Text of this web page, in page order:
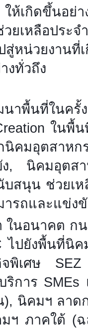
ห้เกิดขึ้นอย่า
ยเหลือประจ
สู่หน่วยงาน
งทั่วถึง
นาพื้นที่ในค
ในพื้
นิคมอุตสาห
ง, นิคมอุตส
สนุน ช่วยเห
รถและแข่ง
ในอนาคต ก
ไปยังพื้นที่นิค
จพิเศษ
ริการ
นิคมฯ ลาด
ฯ ภาคใต้ (